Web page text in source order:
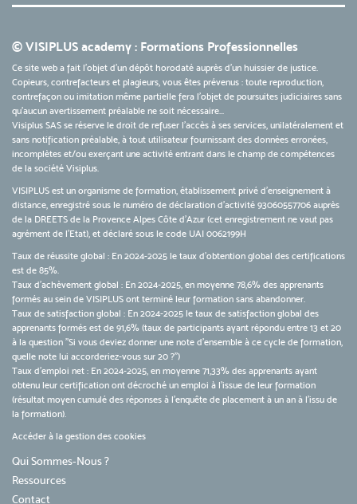
© VISIPLUS academy : Formations Professionnelles
Ce site web a fait l'objet d'un dépôt horodaté auprès d'un huissier de justice.
Copieurs, contrefacteurs et plagieurs, vous êtes prévenus : toute reproduction,
contrefaçon ou imitation même partielle fera l'objet de poursuites judiciaires sans
qu’aucun avertissement préalable ne soit nécessaire...
Visiplus SAS se réserve le droit de refuser l'accès à ses services, unilatéralement et
sans notification préalable, à tout utilisateur fournissant des données erronées,
incomplètes et/ou exerçant une activité entrant dans le champ de compétences
de la société Visiplus.
VISIPLUS est un organisme de formation, établissement privé d’enseignement à
distance, enregistré sous le numéro de déclaration d’activité 93060557706 auprès
de la DREETS de la Provence Alpes Côte d’Azur (cet enregistrement ne vaut pas
agrément de l’Etat), et déclaré sous le code UAI 0062199H
Taux de réussite global : En 2024-2025 le taux d'obtention global des certifications
est de 85%.
Taux d’achèvement global : En 2024-2025, en moyenne 78,6% des apprenants
formés au sein de VISIPLUS ont terminé leur formation sans abandonner.
Taux de satisfaction global : En 2024-2025 le taux de satisfaction global des
apprenants formés est de 91,6% (taux de participants ayant répondu entre 13 et 20
à la question "Si vous deviez donner une note d’ensemble à ce cycle de formation,
quelle note lui accorderiez-vous sur 20 ?")
Taux d’emploi net : En 2024-2025, en moyenne 71,33% des apprenants ayant
obtenu leur certification ont décroché un emploi à l'issue de leur formation
(résultat moyen cumulé des réponses à l'enquête de placement à un an à l'issu de
la formation).
Accéder à la gestion des cookies
Qui Sommes-Nous ?
Ressources
Contact